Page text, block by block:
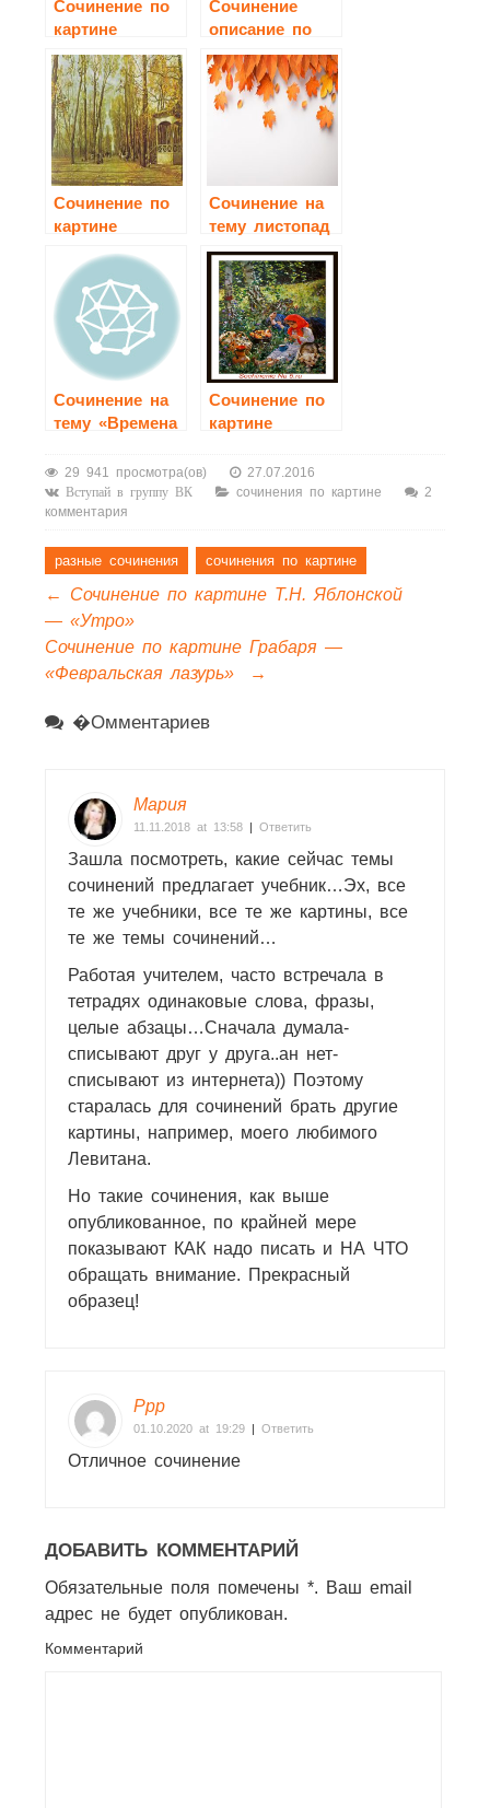
Сочинение по
картине
Герасимова
«После дождя»
Сочинение
описание по
картине Грицай
«Летний сад»
Сочинение по
картине
«Летний сад
осенью»
письмо другу
Сочинение на
тему листопад
Сочинение на
тему «Времена
Сочинение по
картине
Пластова
29 941 просмотра(ов) 27.07.2016
Вступай в группу ВК сочинения по картине
2
комментария
разные сочинения сочинения по картине
←
Сочинение по картине Т.Н. Яблонской
— «Утро»
Сочинение по картине Грабаря —
«Февральская лазурь»
→
�омментариев
Мария
11.11.2018 at 13:58 | Ответить
Зашла посмотреть, какие сейчас темы
сочинений предлагает учебник…Эх, все
те же учебники, все те же картины, все
те же темы сочинений…
Работая учителем, часто встречала в
тетрадях одинаковые слова, фразы,
целые абзацы…Сначала думала-
списывают друг у друга..ан нет-
списывают из интернета)) Поэтому
старалась для сочинений брать другие
картины, например, моего любимого
Левитана.
Но такие сочинения, как выше
опубликованное, по крайней мере
показывают КАК надо писать и НА ЧТО
обращать внимание. Прекрасный
образец!
Ррр
01.10.2020 at 19:29 | Ответить
Отличное сочинение
ДОБАВИТЬ КОММЕНТАРИЙ
Обязательные поля помечены *. Ваш email
адрес не будет опубликован.
Комментарий